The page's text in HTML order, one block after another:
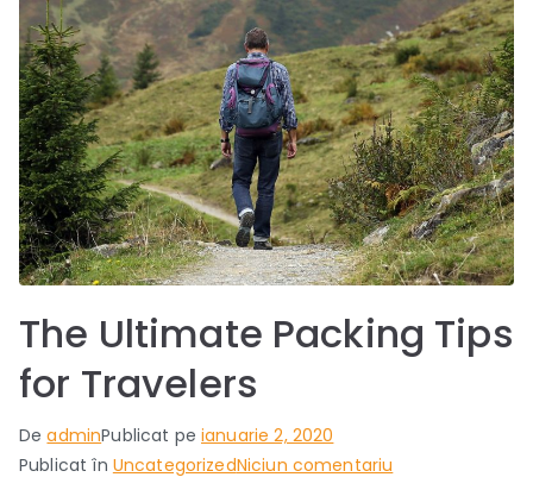
The Ultimate Packing Tips
for Travelers
DeadminPublicat peianuarie 2, 2020
Publicat în UncategorizedNiciun comentariu